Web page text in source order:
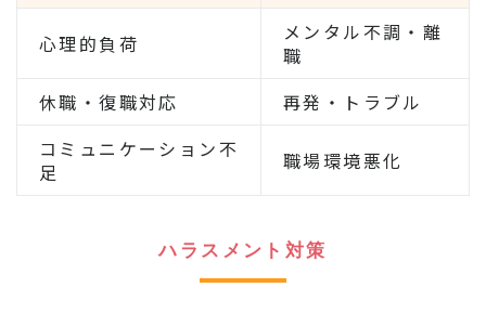
心理的負荷
メンタル不調・離
職
休職・復職対応
再発・トラブル
コミュニケーション不
足
職場環境悪化
ハラスメント対策